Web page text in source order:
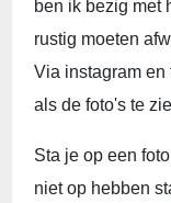
ben ik bezig met
rustig moeten
Via instagram
als de foto's te
Sta je op een
niet op hebben